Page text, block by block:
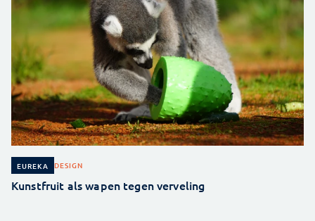
EUREKA DESIGN
Kunstfruit als wapen tegen verveling